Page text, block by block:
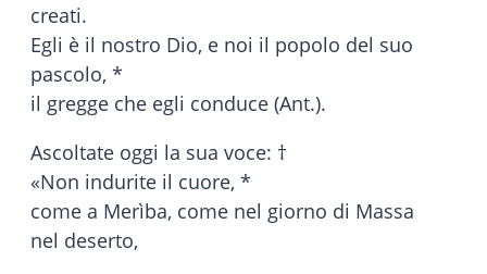
creati.
Egli è il nostro Dio, e noi il popolo del suo
pascolo, *
il gregge che egli conduce (Ant.).
Ascoltate oggi la sua voce: †
«Non indurite il cuore, *
come a Merìba, come nel giorno di Massa
nel deserto,